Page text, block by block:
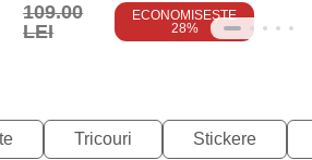
109.00
LEI
ECONOMISEȘTE
28%
Tricouri Stickere